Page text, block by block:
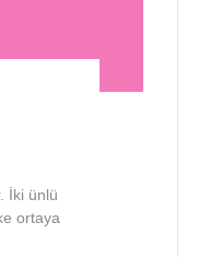
İki ünlü
ortaya